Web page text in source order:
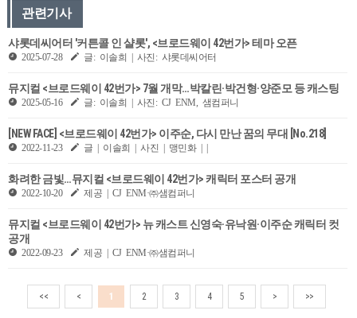
관련기사
샤롯데씨어터 '커튼콜 인 샬롯', <브로드웨이 42번가> 테마 오픈
2025-07-28 글: 이솔희 | 사진: 샤롯데씨어터
뮤지컬 <브로드웨이 42번가> 7월 개막…박칼린·박건형·양준모 등 캐스팅
2025-05-16 글: 이솔희 | 사진: CJ ENM, 샘컴퍼니
[NEW FACE] <브로드웨이 42번가> 이주순, 다시 만난 꿈의 무대 [No.218]
2022-11-23 글 | 이솔희 | 사진 | 맹민화 | |
화려한 금빛…뮤지컬 <브로드웨이 42번가> 캐릭터 포스터 공개
2022-10-20 제공 | CJ ENM·㈜샘컴퍼니
뮤지컬 <브로드웨이 42번가> 뉴 캐스트 신영숙·유낙원·이주순 캐릭터 컷
공개
2022-09-23 제공 | CJ ENM·㈜샘컴퍼니
<< < 1 2 3 4 5 > >>